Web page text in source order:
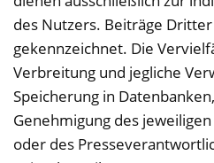
des Nutzers. Beiträge Dritter
gekennzeichnet. Die
Verbreitung und jegliche
Speicherung in
Genehmigung des
oder des